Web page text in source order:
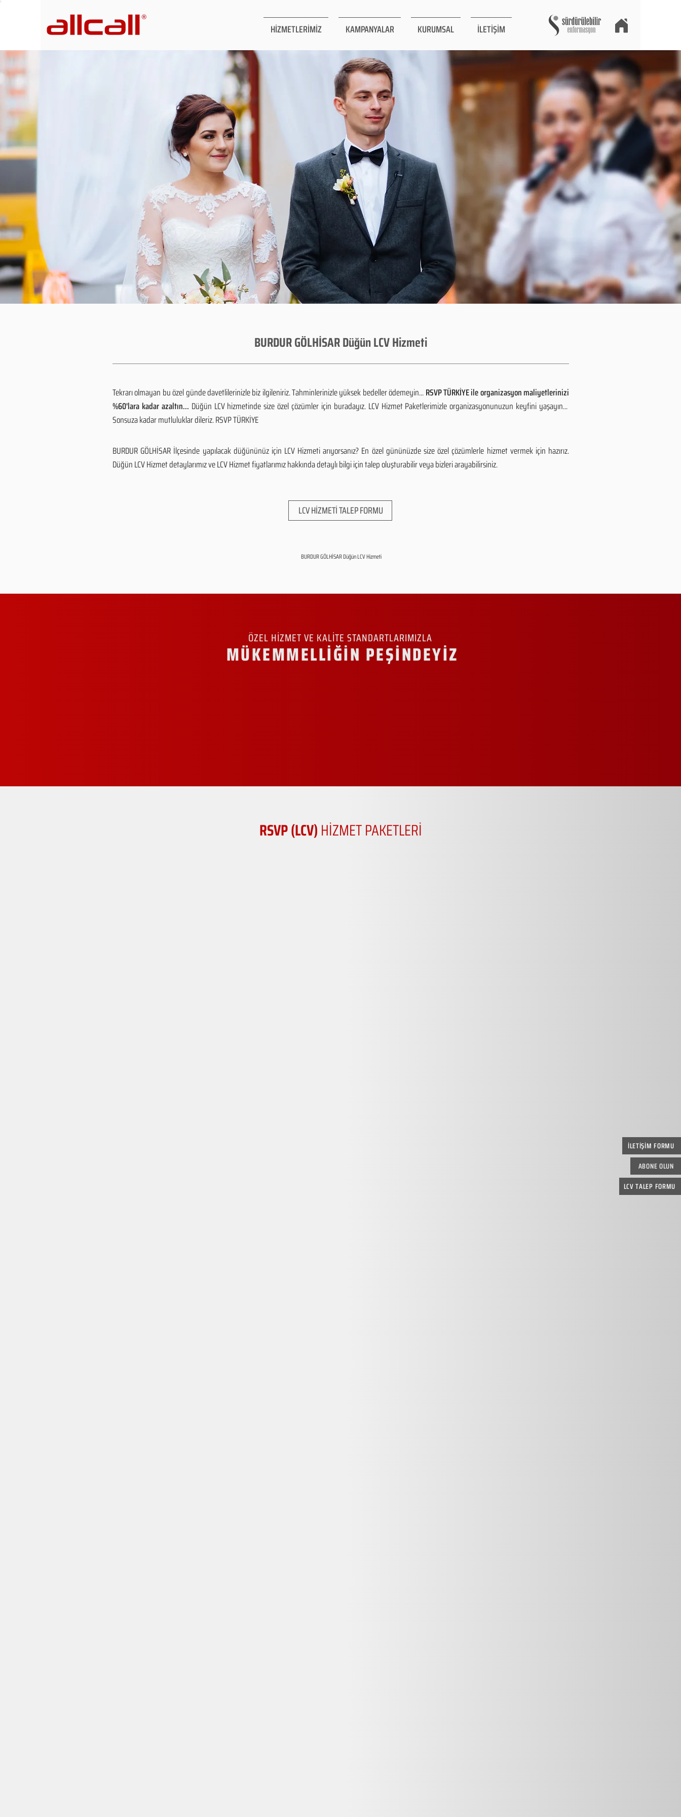
HİZMETLERİMİZ KAMPANYALAR KURUMSAL İLETİŞİM
İLETİŞİM FORMU
ABONE OLUN
LCV TALEP FORMU
BURDUR GÖLHİSAR Düğün LCV Hizmeti
Tekrarı olmayan bu özel günde davetlilerinizle biz ilgileniriz. Tahminlerinizle yüksek bedeller ödemeyin...RSVP TÜRKİYE ile organizasyon maliyetlerinizi
%60'lara kadar azaltın... Düğün LCV hizmetinde size özel çözümler için buradayız. LCV Hizmet Paketlerimizle organizasyonunuzun keyfini yaşayın...
Sonsuza kadar mutluluklar dileriz. RSVP TÜRKİYE
BURDUR GÖLHİSAR İlçesinde yapılacak düğününüz için LCV Hizmeti arıyorsanız? En özel gününüzde size özel çözümlerle hizmet vermek için hazırız.
Düğün LCV Hizmet detaylarımız ve LCV Hizmet fiyatlarımız hakkında detaylı bilgi için talep oluşturabilir veya bizleri arayabilirsiniz.
LCV HİZMETİ TALEP FORMU
BURDUR GÖLHİSAR Düğün LCV Hizmeti
ÖZEL HİZMET VE KALİTE STANDARTLARIMIZLA
MÜKEMMELLİĞİN PEŞİNDEYİZ
RSVP (LCV)HİZMET PAKETLERİ